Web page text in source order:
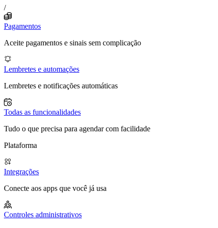
/
Pagamentos
Aceite pagamentos e sinais sem complicação
Lembretes e automações
Lembretes e notificações automáticas
Todas as funcionalidades
Tudo o que precisa para agendar com facilidade
Plataforma
Integrações
Conecte aos apps que você já usa
Controles administrativos